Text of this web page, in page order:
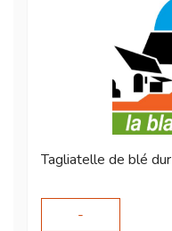
Tagliatelle de blé dur
-